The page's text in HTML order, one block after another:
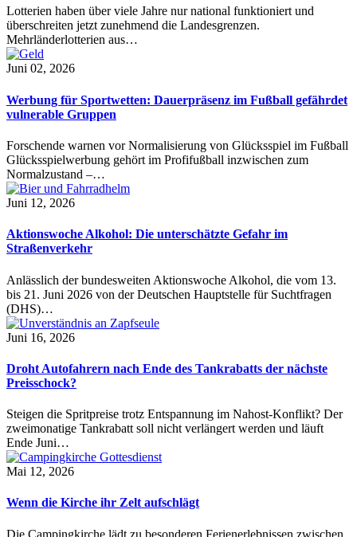
Lotterien haben über viele Jahre nur national funktioniert und
überschreiten jetzt zunehmend die Landesgrenzen.
Mehrländerlotterien aus…
Juni 02, 2026
Werbung für Sportwetten: Dauerpräsenz im Fußball gefährdet
vulnerable Gruppen
Forschende warnen vor Normalisierung von Glücksspiel im Fußball
Glücksspielwerbung gehört im Profifußball inzwischen zum
Normalzustand –…
Juni 12, 2026
Aktionswoche Alkohol: Die unterschätzte Gefahr im
Straßenverkehr
Anlässlich der bundesweiten Aktionswoche Alkohol, die vom 13.
bis 21. Juni 2026 von der Deutschen Hauptstelle für Suchtfragen
(DHS)…
Juni 16, 2026
Droht Autofahrern nach Ende des Tankrabatts der nächste
Preisschock?
Steigen die Spritpreise trotz Entspannung im Nahost-Konflikt? Der
zweimonatige Tankrabatt soll nicht verlängert werden und läuft
Ende Juni…
Mai 12, 2026
Wenn die Kirche ihr Zelt aufschlägt
Die Campingkirche lädt zu besonderen Ferienerlebnissen zwischen